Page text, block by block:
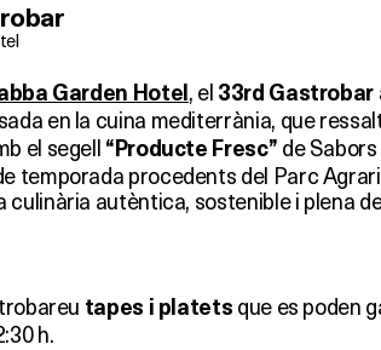
Garden Hotel , el 33rd Gastrobar
en la cuina mediterrània, que
el segell “Producte Fresc” de
temporada procedents del Parc
culinària autèntica, sostenible i plena
tapes i platets que es poden
h.